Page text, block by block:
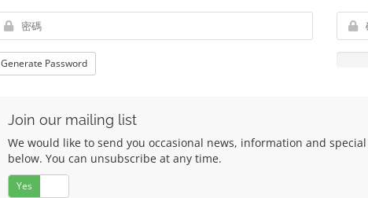
Generate Password
Join our mailing list
We would like to send you occasional news, information and
below. You can unsubscribe at any time.
Yes